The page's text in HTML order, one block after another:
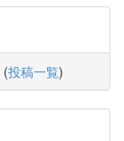
(投稿一覧)